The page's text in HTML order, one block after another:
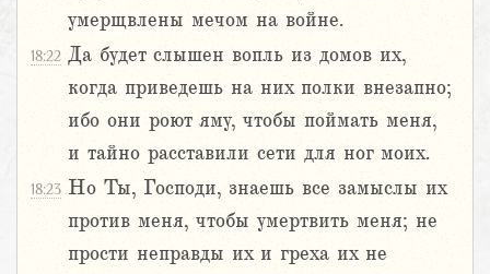
умерщвлены мечом на войне.
18:22 Да будет слышен вопль из домов их,
когда приведешь на них полки внезапно;
ибо они роют яму, чтобы поймать меня,
и тайно расставили сети для ног моих.
18:23 Но Ты, Господи, знаешь все замыслы их
против меня, чтобы умертвить меня; не
прости неправды их и греха их не